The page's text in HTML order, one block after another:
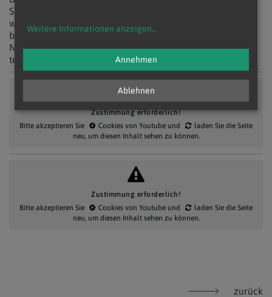
Schallenberg am Neujahrstag aufsuchen. Am 1. Jänner
wird zudem eine Sternsingergruppe aus der
burgenländischen Pfarre Ollersdorf am
Neujahrsgottesdienst mit Papst Franziskus im Petersdom
teilnehmen.
Zustimmung erforderlich!
Bitte akzeptieren Sie
Cookies von Youtube und
laden Sie die Seite
neu, um diesen Inhalt sehen zu können.
Zustimmung erforderlich!
Bitte akzeptieren Sie
Cookies von Youtube und
laden Sie die Seite
neu, um diesen Inhalt sehen zu können.
zurück
Weitere Informationen anzeigen...
Ablehnen
Annehmen